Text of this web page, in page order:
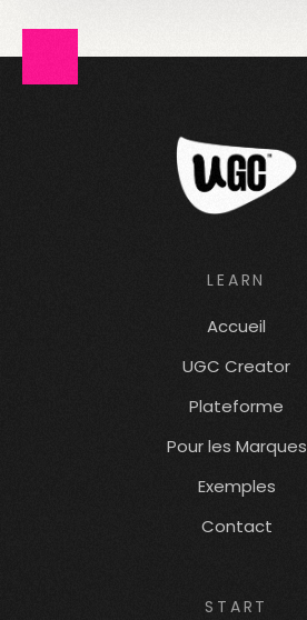
LEARN
Accueil
UGC Creator
Plateforme
Pour les Marques
Exemples
Contact
START